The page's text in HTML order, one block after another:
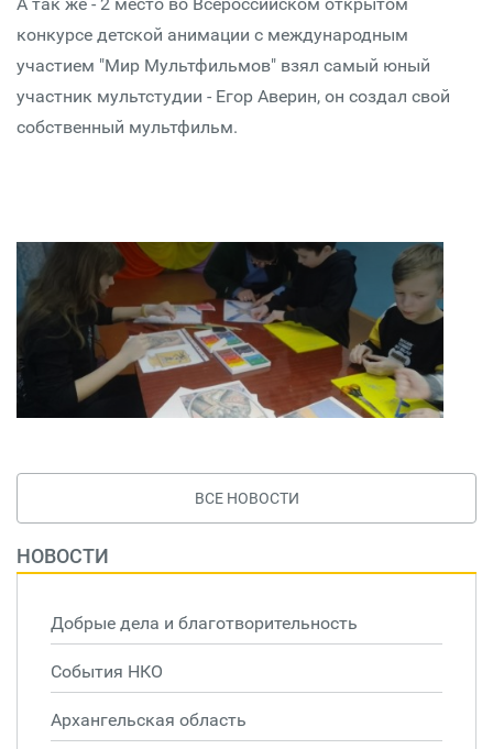
конкурсе детской анимации с международным
участием "Мир Мультфильмов" взял самый юный
участник мультстудии - Егор Аверин, он создал свой
собственный мультфильм.
ВСЕ НОВОСТИ
НОВОСТИ
Добрые дела и благотворительность
События НКО
Архангельская область